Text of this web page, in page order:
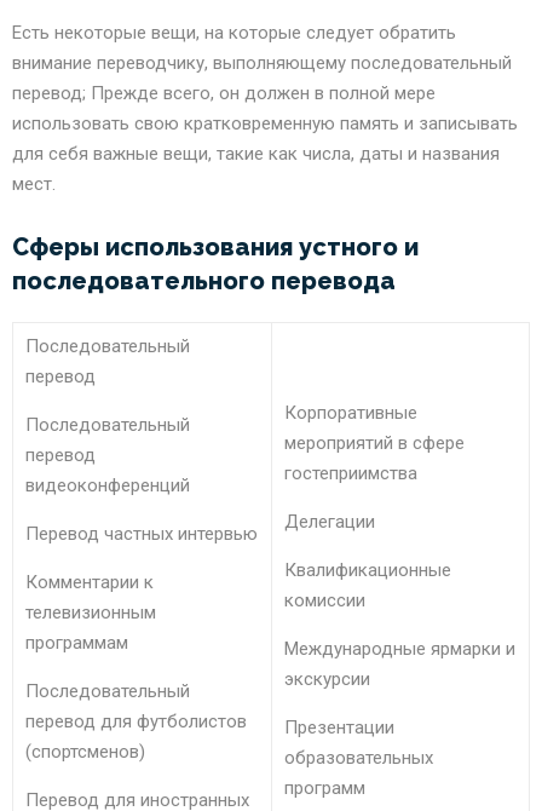
Есть некоторые вещи, на которые следует обратить
внимание переводчику, выполняющему последовательный
перевод; Прежде всего, он должен в полной мере
использовать свою кратковременную память и записывать
для себя важные вещи, такие как числа, даты и названия
мест.
Сферы использования устного и
последовательного перевода
Последовательный
перевод
Последовательный
перевод
видеоконференций
Перевод частных интервью
Комментарии к
телевизионным
программам
Последовательный
перевод для футболистов
(спортсменов)
Перевод для иностранных
Корпоративные
мероприятий в сфере
гостеприимства
Делегации
Квалификационные
комиссии
Международные ярмарки и
экскурсии
Презентации
образовательных
программ